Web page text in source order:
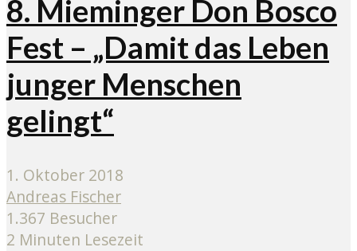
8. Mieminger Don Bosco
Fest – „Damit das Leben
junger Menschen
gelingt“
1. Oktober 2018
Andreas Fischer
1.367 Besucher
2 Minuten Lesezeit